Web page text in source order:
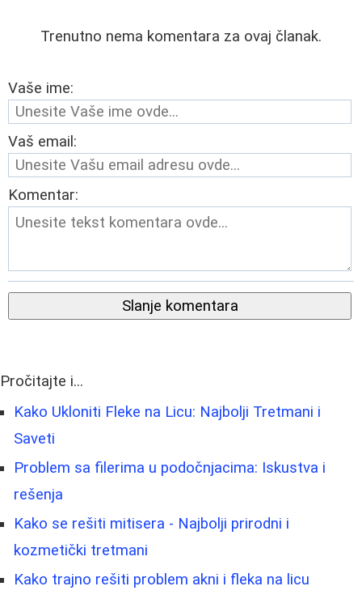
Trenutno nema komentara za ovaj članak.
Vaše ime:
Vaš email:
Komentar:
Slanje komentara
Pročitajte i...
Kako Ukloniti Fleke na Licu: Najbolji Tretmani i
Saveti
Problem sa filerima u podočnjacima: Iskustva i
rešenja
Kako se rešiti mitisera - Najbolji prirodni i
kozmetički tretmani
Kako trajno rešiti problem akni i fleka na licu